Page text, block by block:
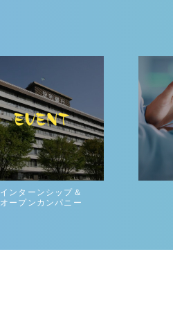
インターンシップ＆
オープンカンパニー